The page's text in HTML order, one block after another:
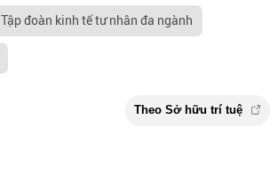
Tập đoàn kinh tế tư nhân đa ngành